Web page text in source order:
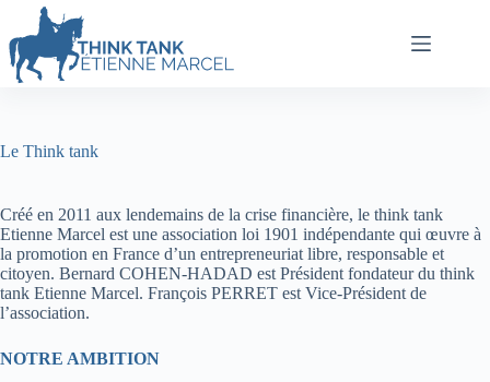
Le Think tank
Créé en 2011 aux lendemains de la crise financière, le think tank
Etienne Marcel est une association loi 1901 indépendante qui œuvre à
la promotion en France d’un entrepreneuriat libre, responsable et
citoyen. Bernard COHEN-HADAD est Président fondateur du think
tank Etienne Marcel. François PERRET est Vice-Président de
l’association.
NOTRE AMBITION